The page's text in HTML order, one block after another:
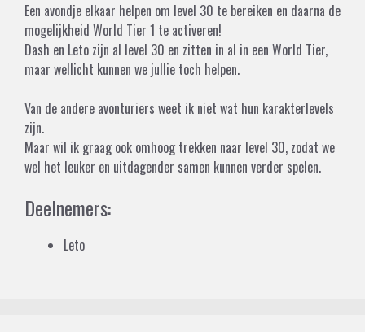
Een avondje elkaar helpen om level 30 te bereiken en daarna de
mogelijkheid World Tier 1 te activeren!
Dash en Leto zijn al level 30 en zitten in al in een World Tier,
maar wellicht kunnen we jullie toch helpen.
Van de andere avonturiers weet ik niet wat hun karakterlevels
zijn.
Maar wil ik graag ook omhoog trekken naar level 30, zodat we
wel het leuker en uitdagender samen kunnen verder spelen.
Deelnemers:
Leto